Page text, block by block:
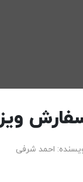
سفارش
احمد شرفی